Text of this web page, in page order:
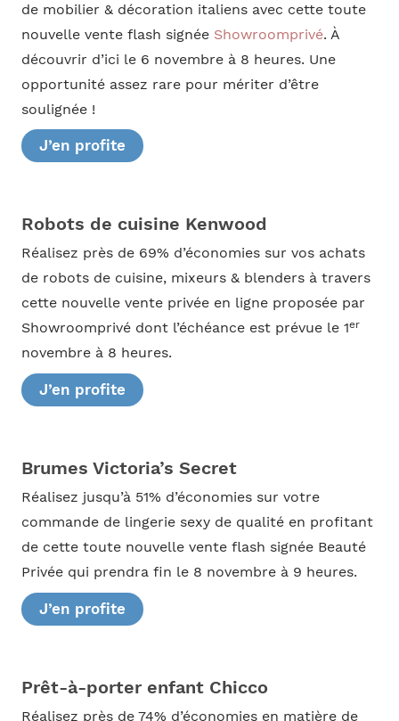
de mobilier & décoration italiens avec cette toute
nouvelle vente flash signée Showroomprivé. À
découvrir d’ici le 6 novembre à 8 heures. Une
opportunité assez rare pour mériter d’être
soulignée !
J’en profite
Robots de cuisine Kenwood
Réalisez près de 69% d’économies sur vos achats
de robots de cuisine, mixeurs & blenders à travers
cette nouvelle vente privée en ligne proposée par
Showroomprivé dont l’échéance est prévue le 1er
novembre à 8 heures.
J’en profite
Brumes Victoria’s Secret
Réalisez jusqu’à 51% d’économies sur votre
commande de lingerie sexy de qualité en profitant
de cette toute nouvelle vente flash signée Beauté
Privée qui prendra fin le 8 novembre à 9 heures.
J’en profite
Prêt-à-porter enfant Chicco
Réalisez près de 74% d’économies en matière de